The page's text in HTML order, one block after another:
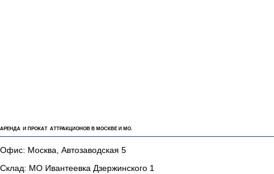
АРЕНДА И ПРОКАТ АТТРАКЦИОНОВ В МОСКВЕ И МО.
Офис: Москва, Автозаводская 5
Склад: МО Ивантеевка Дзержинского 1